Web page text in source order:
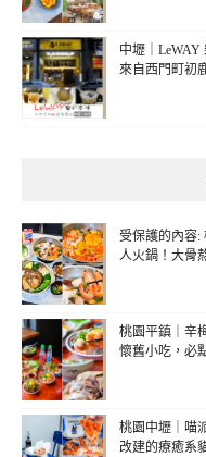
中壢｜
來自西門町初
受保護的內容:
人火鍋！大骨
桃園平鎮｜辛
懷舊小吃，必
桃園中壢｜喵
改建的療癒系